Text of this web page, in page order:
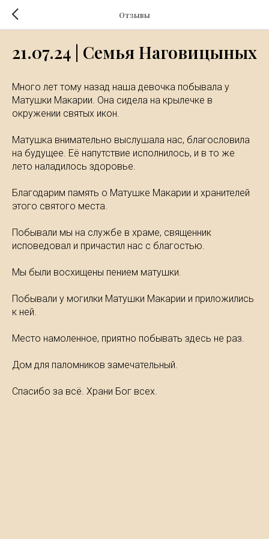
Отзывы
21.07.24 | Семья Наговицыных
Много лет тому назад наша девочка побывала у
Матушки Макарии. Она сидела на крылечке в
окружении святых икон.
Матушка внимательно выслушала нас, благословила
на будущее. Её напутствие исполнилось, и в то же
лето наладилось здоровье.
Благодарим память о Матушке Макарии и хранителей
этого святого места.
Побывали мы на службе в храме, священник
исповедовал и причастил нас с благостью.
Мы были восхищены пением матушки.
Побывали у могилки Матушки Макарии и приложились
к ней.
Место намоленное, приятно побывать здесь не раз.
Дом для паломников замечательный.
Спасибо за всё. Храни Бог всех.